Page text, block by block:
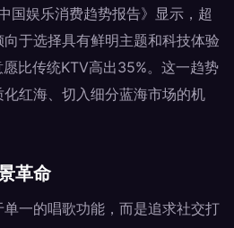
国娱乐消费趋势报告》显示，超
于选择具有鲜明主题和科技体验
比传统KTV高出35%。这一趋势
红海、切入细分蓝海市场的机
革命
一的唱歌功能，而是追求社交打